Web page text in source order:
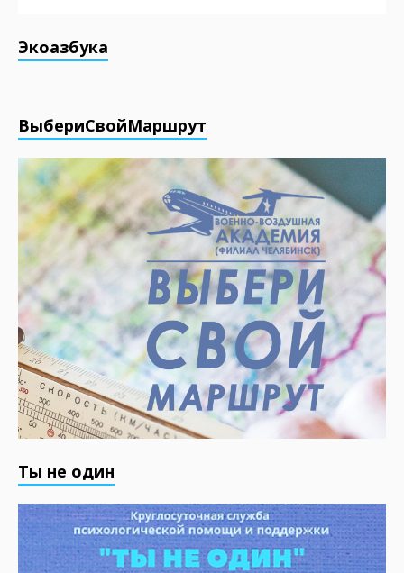
Экоазбука
ВыбериCвойМаршрут
Ты не один